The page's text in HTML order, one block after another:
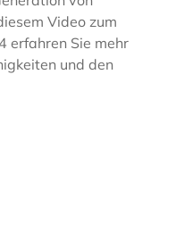
Video zum
erfahren Sie mehr
und den